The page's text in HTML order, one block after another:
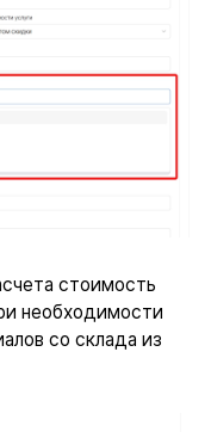
стоимость
необходимости
со склада из